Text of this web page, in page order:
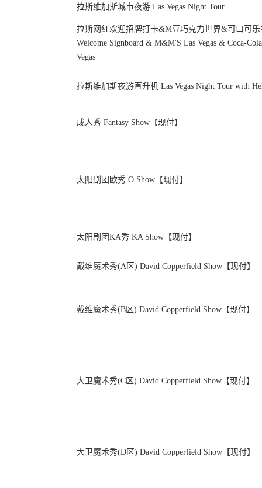
拉斯维加斯城市夜游 Las Vegas Night Tour
拉斯网红欢迎招牌打卡&M豆巧克力世界&可口可乐
Welcome Signboard & M&M'S Las Vegas & Coca-
Vegas
拉斯维加斯夜游直升机 Las Vegas Night Tour with
成人秀 Fantasy Show【现付】
太阳剧团欧秀 O Show【现付】
太阳剧团KA秀 KA Show【现付】
戴维魔术秀(A区) David Copperfield Show【现付】
戴维魔术秀(B区) David Copperfield Show【现付】
大卫魔术秀(C区) David Copperfield Show【现付】
大卫魔术秀(D区) David Copperfield Show【现付】